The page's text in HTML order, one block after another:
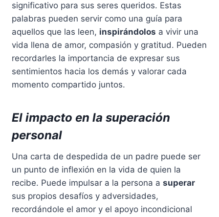
significativo para sus seres queridos. Estas
palabras pueden servir como una guía para
aquellos que las leen, inspirándolos a vivir una
vida llena de amor, compasión y gratitud. Pueden
recordarles la importancia de expresar sus
sentimientos hacia los demás y valorar cada
momento compartido juntos.
El impacto en la superación
personal
Una carta de despedida de un padre puede ser
un punto de inflexión en la vida de quien la
recibe. Puede impulsar a la persona a superar
sus propios desafíos y adversidades,
recordándole el amor y el apoyo incondicional